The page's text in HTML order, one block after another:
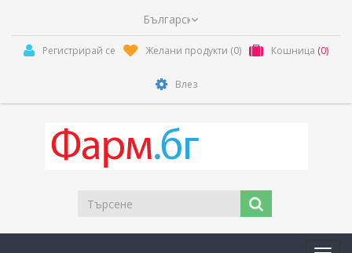
Регистрирай се Желани продукти (0) Кошница (0)
Влез